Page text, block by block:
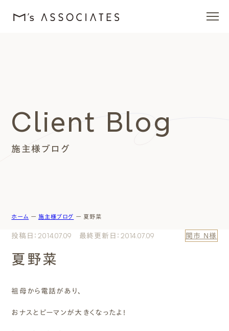
エムズを愛する人たち
施工事例
エムズのこと
まずは相談する[無料]
施主様ブログ
Client Blog
ホーム ー 施主様ブログ ー 夏野菜
投稿日：2014.07.09 最終更新日：2014.07.09 関市 N様
夏野菜
祖母から電話があり、
おナスとピーマンが大きくなったよ！